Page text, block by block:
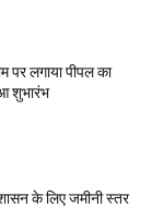
पर लगाया पीपल का
शुभारंभ
के लिए जमीनी स्तर